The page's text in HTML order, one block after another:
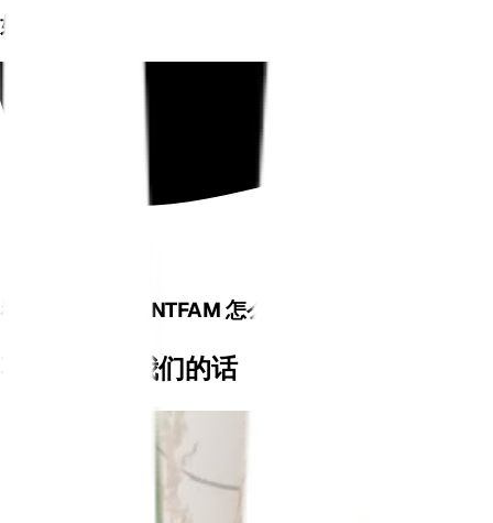
如图所示
看看我们的 PLANTFAM 怎么说
不要只相信我们的话